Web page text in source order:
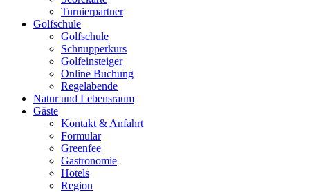
Turnierpartner
Golfschule
Golfschule
Schnupperkurs
Golfeinsteiger
Online Buchung
Regelabende
Natur und Lebensraum
Gäste
Kontakt & Anfahrt
Formular
Greenfee
Gastronomie
Hotels
Region